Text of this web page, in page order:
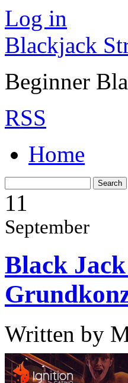
Log in
Blackjack
Beginner
RSS
Home
11
September
Black
Written by